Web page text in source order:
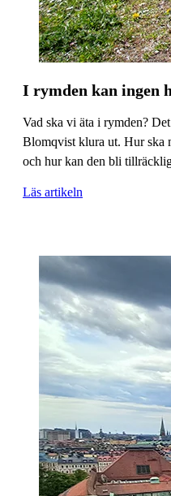
I rymden kan ingen
Vad ska vi äta i rymden?
Blomqvist klura ut. Hur ska
och hur kan den bli
Läs artikeln